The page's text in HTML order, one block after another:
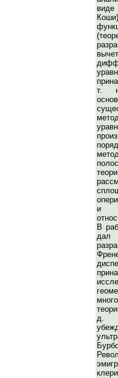
виде
т.
и
В
дал
д.